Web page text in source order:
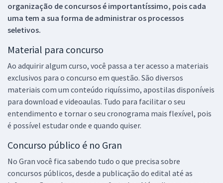
organização de concursos é importantíssimo, pois cada
uma tem a sua forma de administrar os processos
seletivos.
Material para concurso
Ao adquirir algum curso, você passa a ter acesso a materiais
exclusivos para o concurso em questão. São diversos
materiais com um conteúdo riquíssimo, apostilas disponíveis
para download e videoaulas. Tudo para facilitar o seu
entendimento e tornar o seu cronograma mais flexível, pois
é possível estudar onde e quando quiser.
Concurso público é no Gran
No Gran você fica sabendo tudo o que precisa sobre
concursos públicos, desde a publicação do edital até as